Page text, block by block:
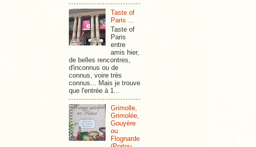
Taste of
Paris ...
Taste of
Paris
entre
amis hier,
de belles rencontres,
d'inconnus ou de
connus, voire très
connus... Mais je trouve
que l'entrée à 1...
Grimolle,
Grimolée,
Gouyère
ou
Flognarde